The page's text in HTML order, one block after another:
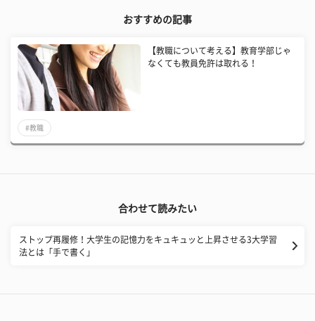
おすすめの記事
【教職について考える】教育学部じゃ
なくても教員免許は取れる！
#教職
合わせて読みたい
ストップ再履修！大学生の記憶力をキュキュッと上昇させる3大学習
法とは「手で書く」